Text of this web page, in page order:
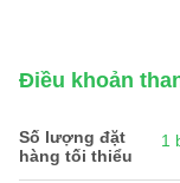
Điều khoản
Số lượng đặt
hàng tối thiểu
1